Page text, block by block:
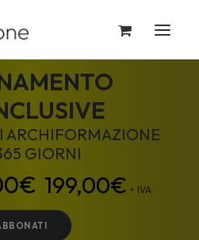
ARCHIFORMAZIONE
GIORNI
199,00€ + IVA